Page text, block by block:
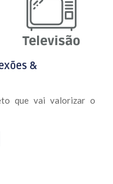
&
que vai valorizar o